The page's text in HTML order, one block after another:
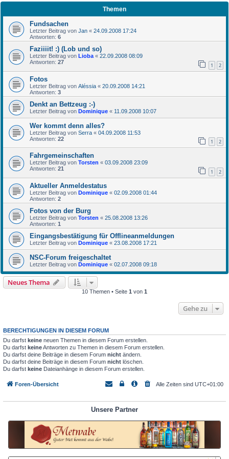
Themen
Fundsachen
Letzter Beitrag von Jan « 24.09.2008 17:24
Antworten: 6
Faziiiit! :) (Lob und so)
Letzter Beitrag von Lioba « 22.09.2008 08:09
Antworten: 27 1 2
Fotos
Letzter Beitrag von Aléssia « 20.09.2008 14:21
Antworten: 3
Denkt an Bettzeug :-)
Letzter Beitrag von Dominique « 11.09.2008 10:07
Wer kommt denn alles?
Letzter Beitrag von Serra « 04.09.2008 11:53
Antworten: 22 1 2
Fahrgemeinschaften
Letzter Beitrag von Torsten « 03.09.2008 23:09
Antworten: 21 1 2
Aktueller Anmeldestatus
Letzter Beitrag von Dominique « 02.09.2008 01:44
Antworten: 2
Fotos von der Burg
Letzter Beitrag von Torsten « 25.08.2008 13:26
Antworten: 1
Eingangsbestätigung für Offlineanmeldungen
Letzter Beitrag von Dominique « 23.08.2008 17:21
NSC-Forum freigeschaltet
Letzter Beitrag von Dominique « 02.07.2008 09:18
Neues Thema
10 Themen • Seite 1 von 1
Gehe zu
BERECHTIGUNGEN IN DIESEM FORUM
Du darfst keine neuen Themen in diesem Forum erstellen.
Du darfst keineAntworten zu Themen in diesem Forum erstellen.
Du darfst deine Beiträge in diesem Forum nicht ändern.
Du darfst deine Beiträge in diesem Forum nicht löschen.
Du darfst keine Dateianhänge in diesem Forum erstellen.
Foren-Übersicht Alle Zeiten sind UTC+01:00
Unsere Partner